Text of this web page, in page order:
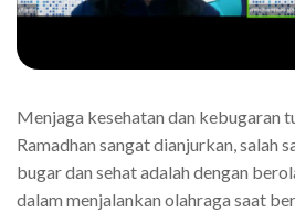
Menjaga kesehatan dan kebugaran
Ramadhan sangat dianjurkan, salah
bugar dan sehat adalah dengan
dalam menjalankan olahraga saat